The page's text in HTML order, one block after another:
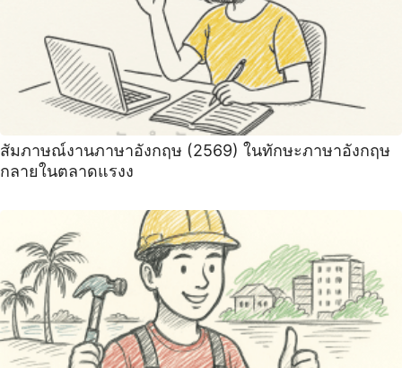
สัมภาษณ์งานภาษาอังกฤษ (2569) ในทักษะภาษาอังกฤษ
กลายในตลาดแรงง